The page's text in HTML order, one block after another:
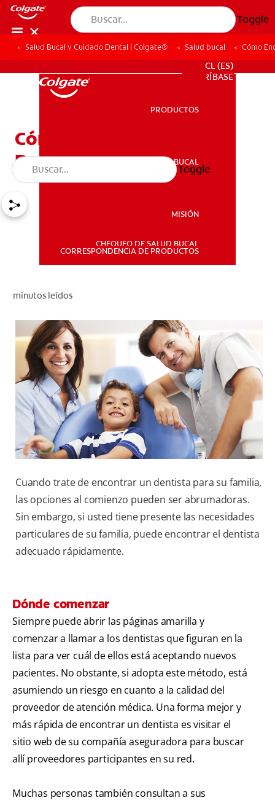
Toggle
SALUD BUCAL
PARA PROFESIONALES
CL (ES)
SUSCRÍBASE
PARA PROFESIONALES
CL (ES)
SUSCRÍBASE
PRODUCTOS
SALUD BUCAL
MISIÓN
CHEQUEO DE SALUD BUCAL
CORRESPONDENCIA DE PRODUCTOS
Toggle
Salud Bucal y Cuidado Dental | Colgate® Salud bucal Cómo
Cómo Encontrar Un
Dentista En Su Zona
minutos leídos
Cuando trate de encontrar un dentista para su familia,
las opciones al comienzo pueden ser abrumadoras.
Sin embargo, si usted tiene presente las necesidades
particulares de su familia, puede encontrar el dentista
adecuado rápidamente.
Dónde comenzar
Siempre puede abrir las páginas amarilla y
comenzar a llamar a los dentistas que figuran en la
lista para ver cuál de ellos está aceptando nuevos
pacientes. No obstante, si adopta este método, está
asumiendo un riesgo en cuanto a la calidad del
proveedor de atención médica. Una forma mejor y
más rápida de encontrar un dentista es visitar el
sitio web de su compañía aseguradora para buscar
allí proveedores participantes en su red.
Muchas personas también consultan a sus